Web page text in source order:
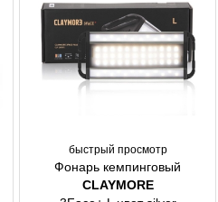
быстрый просмотр
Фонарь кемпинговый
CLAYMORE